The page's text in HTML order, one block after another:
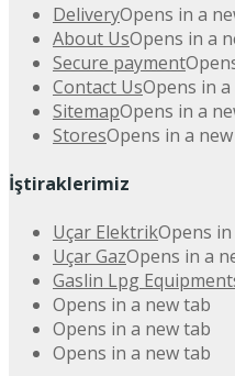
DeliveryOpens in a
About UsOpens in a
Secure payment
Contact UsOpens in
SitemapOpens in a
StoresOpens in a
İştiraklerimiz
Uçar ElektrikOpens
Uçar GazOpens in a
Gaslin Lpg
Opens in a new tab
Opens in a new tab
Opens in a new tab